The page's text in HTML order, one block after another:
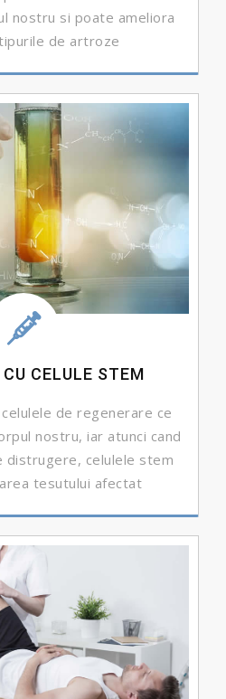
nostru si poate ameliora
de artroze
...
CELULE STEM
de regenerare ce
nostru, iar atunci cand
distrugere, celulele stem
tesutului afectat
...